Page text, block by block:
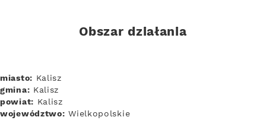
Obszar działania
miasto: Kalisz
gmina: Kalisz
powiat: Kalisz
województwo: Wielkopolskie